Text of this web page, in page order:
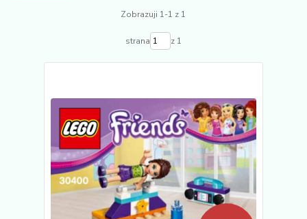
Zobrazuji 1-1 z 1
strana z 1